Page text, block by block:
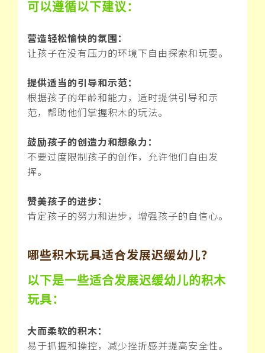
可以遵循以下建议：
营造轻松愉快的氛围：
让孩子在没有压力的环境下自由探索和玩耍。
提供适当的引导和示范：
根据孩子的年龄和能力，适时提供引导和示
范，帮助他们掌握积木的玩法。
鼓励孩子的创造力和想象力：
不要过度限制孩子的创作，允许他们自由发
挥。
赞美孩子的进步：
肯定孩子的努力和进步，增强孩子的自信心。
哪些积木玩具适合发展迟缓幼儿？
以下是一些适合发展迟缓幼儿的积木
玩具：
大而柔软的积木：
易于抓握和操控，减少挫折感并提高安全性。